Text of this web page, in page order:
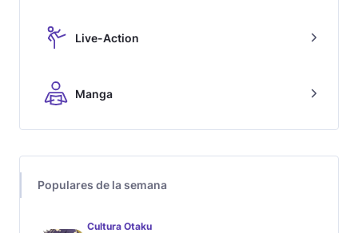
Live-Action
Manga
Populares de la semana
Cultura Otaku